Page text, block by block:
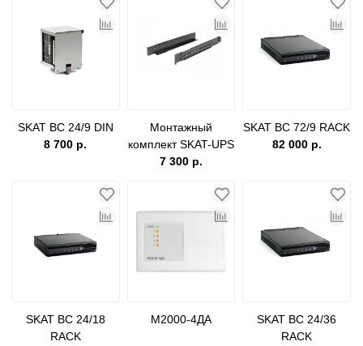
SKAT BC 24/9 DIN
8 700 р.
Монтажный
комплект SKAT-UPS
МК RACK 2U
7 300 р.
SKAT BC 72/9 RACK
82 000 р.
SKAT BC 24/18
RACK
М2000-4ДА
SKAT BC 24/36
RACK